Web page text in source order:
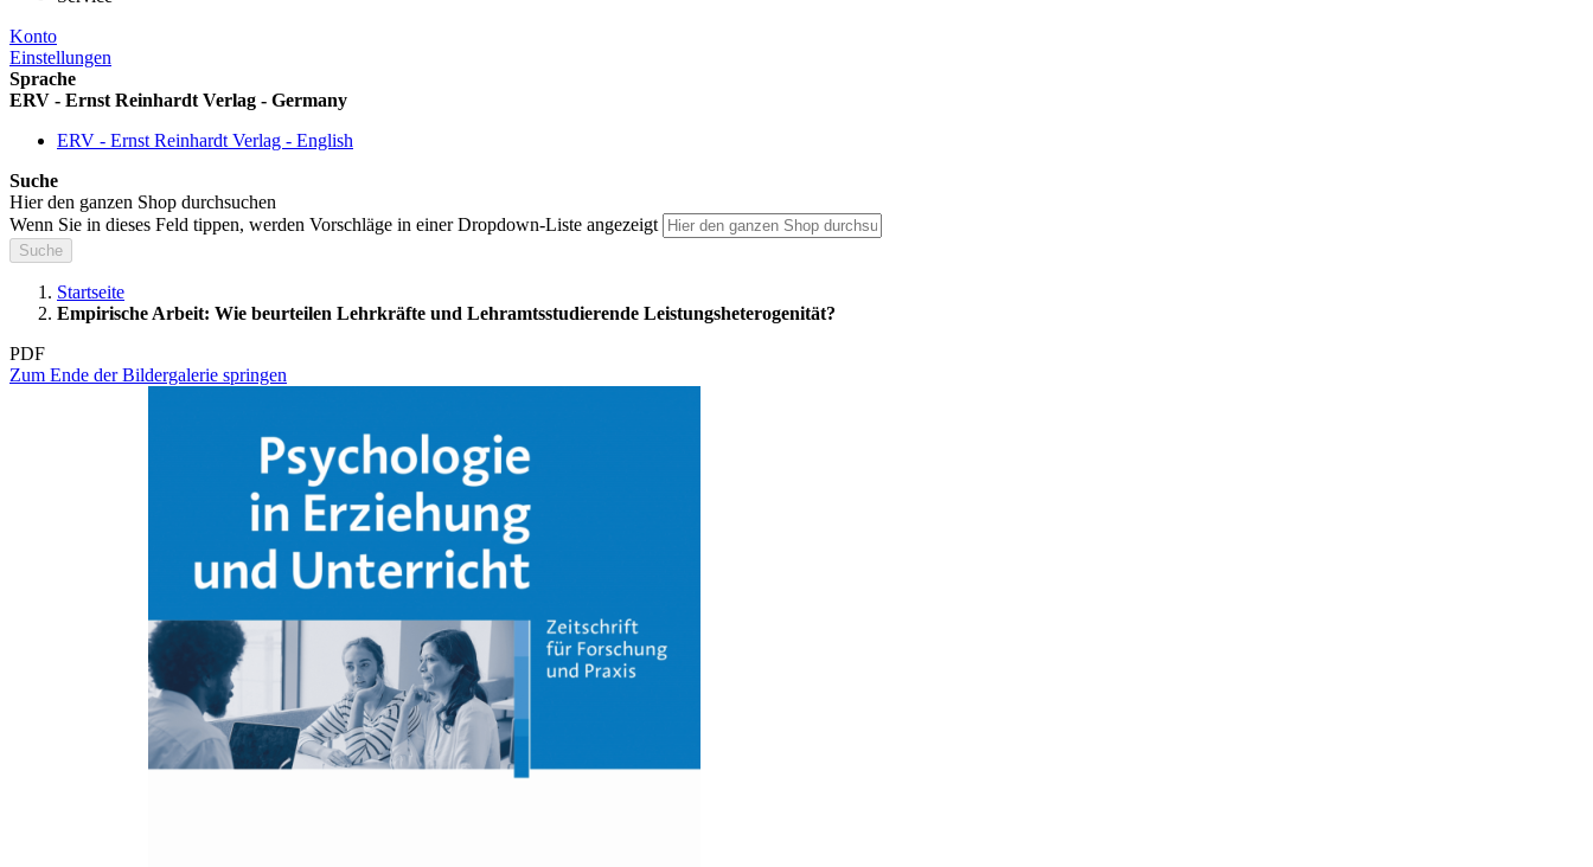
Konto
Einstellungen
Sprache
ERV - Ernst Reinhardt Verlag - Germany
ERV - Ernst Reinhardt Verlag - English
Suche
Hier den ganzen Shop durchsuchen
Wenn Sie in dieses Feld tippen, werden Vorschläge in einer Dropdown-Liste angezeigt
Suche
Startseite
Empirische Arbeit: Wie beurteilen Lehrkräfte und Lehramtsstudierende Leistungsheterogenität?
PDF
Zum Ende der Bildergalerie springen